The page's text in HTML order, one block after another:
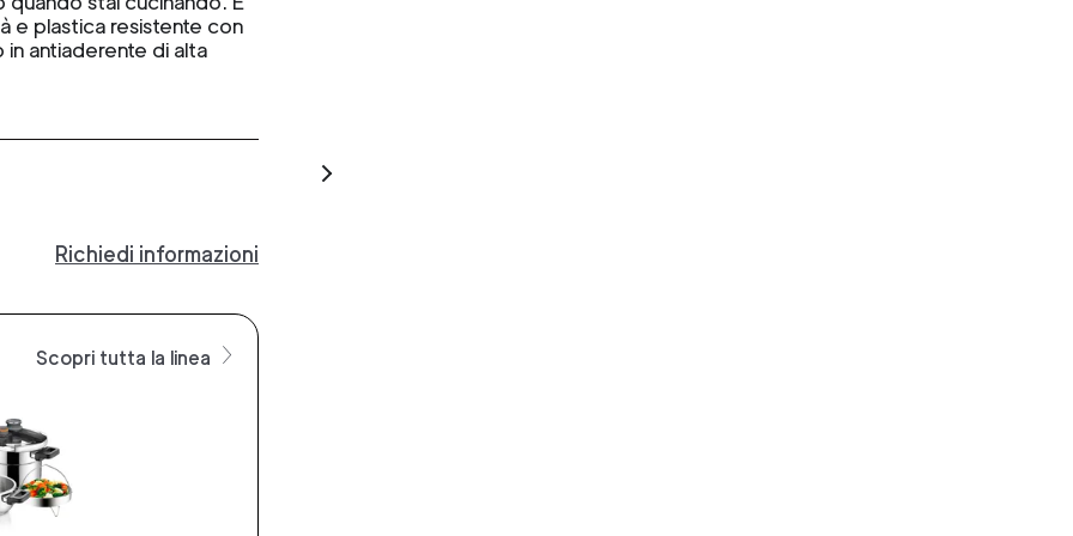
e plastica resistente con
antiaderente di alta
Richiedi informazioni
Scopri tutta la linea